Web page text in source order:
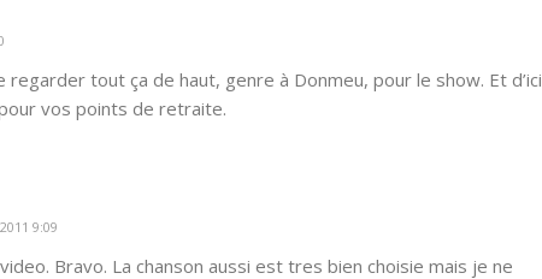
regarder tout ça de haut, genre à Donmeu, pour le show. Et d’ici
vos points de retraite.
9:09
Bravo. La chanson aussi est tres bien choisie mais je ne